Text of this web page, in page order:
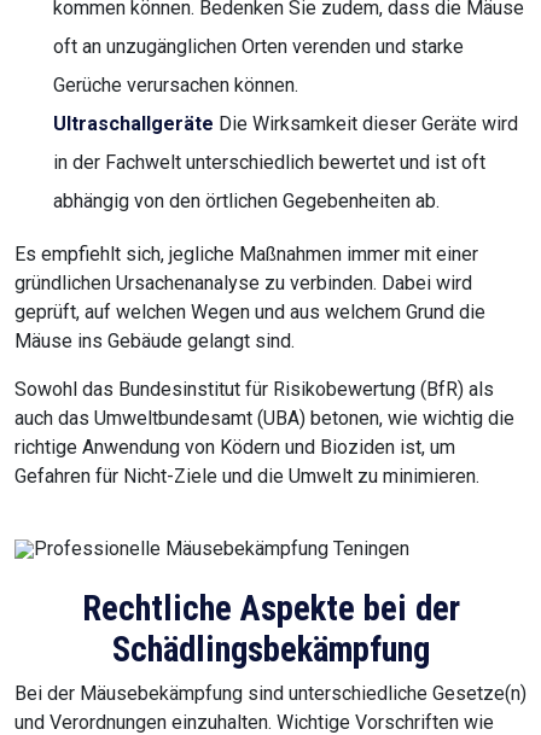
kommen können. Bedenken Sie zudem, dass die Mäuse
oft an unzugänglichen Orten verenden und starke
Gerüche verursachen können.
Ultraschallgeräte Die Wirksamkeit dieser Geräte wird
in der Fachwelt unterschiedlich bewertet und ist oft
abhängig von den örtlichen Gegebenheiten ab.
Es empfiehlt sich, jegliche Maßnahmen immer mit einer
gründlichen Ursachenanalyse zu verbinden. Dabei wird
geprüft, auf welchen Wegen und aus welchem Grund die
Mäuse ins Gebäude gelangt sind.
Sowohl das Bundesinstitut für Risikobewertung (BfR) als
auch das Umweltbundesamt (UBA) betonen, wie wichtig die
richtige Anwendung von Ködern und Bioziden ist, um
Gefahren für Nicht-Ziele und die Umwelt zu minimieren.
Rechtliche Aspekte bei der
Schädlingsbekämpfung
Bei der Mäusebekämpfung sind unterschiedliche Gesetze(n)
und Verordnungen einzuhalten. Wichtige Vorschriften wie